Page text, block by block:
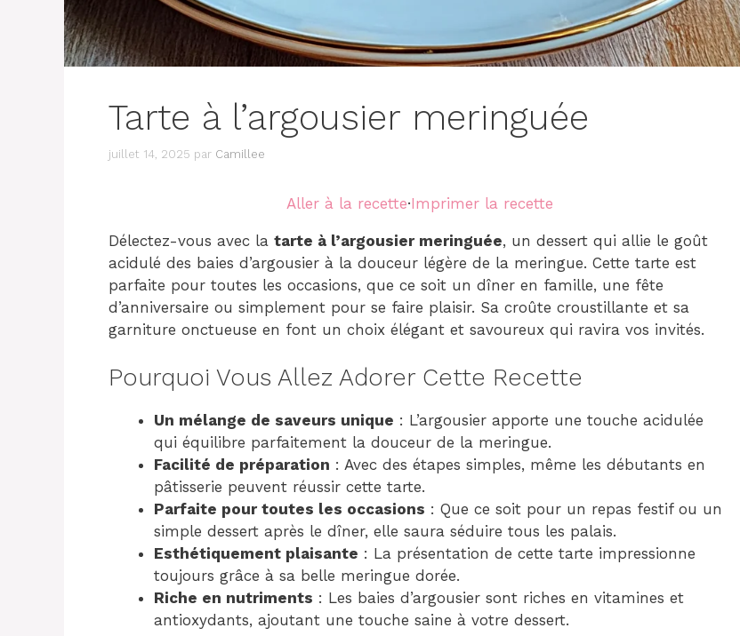
Tarte à l’argousier meringuée
juillet 14, 2025 par Camillee
Aller à la recette·Imprimer la recette
Délectez-vous avec la tarte à l’argousier meringuée, un dessert qui allie le goût
acidulé des baies d’argousier à la douceur légère de la meringue. Cette tarte est
parfaite pour toutes les occasions, que ce soit un dîner en famille, une fête
d’anniversaire ou simplement pour se faire plaisir. Sa croûte croustillante et sa
garniture onctueuse en font un choix élégant et savoureux qui ravira vos invités.
Pourquoi Vous Allez Adorer Cette Recette
Un mélange de saveurs unique : L’argousier apporte une touche acidulée
qui équilibre parfaitement la douceur de la meringue.
Facilité de préparation : Avec des étapes simples, même les débutants en
pâtisserie peuvent réussir cette tarte.
Parfaite pour toutes les occasions : Que ce soit pour un repas festif ou un
simple dessert après le dîner, elle saura séduire tous les palais.
Esthétiquement plaisante : La présentation de cette tarte impressionne
toujours grâce à sa belle meringue dorée.
Riche en nutriments : Les baies d’argousier sont riches en vitamines et
antioxydants, ajoutant une touche saine à votre dessert.